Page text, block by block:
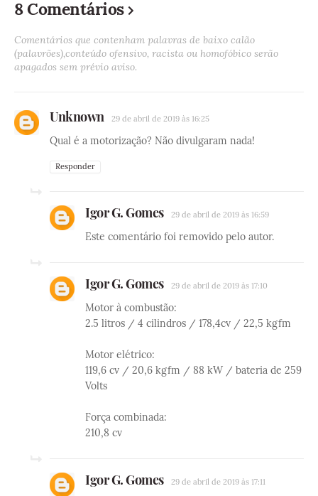
8 Comentários
Comentários que contenham palavras de baixo calão
(palavrões),conteúdo ofensivo, racista ou homofóbico serão
apagados sem prévio aviso.
Unknown 29 de abril de 2019 às 16:25
Qual é a motorização? Não divulgaram nada!
Responder
Igor G. Gomes 29 de abril de 2019 às 16:59
Este comentário foi removido pelo autor.
Igor G. Gomes 29 de abril de 2019 às 17:10
Motor à combustão:
2.5 litros / 4 cilindros / 178,4cv / 22,5 kgfm
Motor elétrico:
119,6 cv / 20,6 kgfm / 88 kW / bateria de 259
Volts
Força combinada:
210,8 cv
Igor G. Gomes 29 de abril de 2019 às 17:11